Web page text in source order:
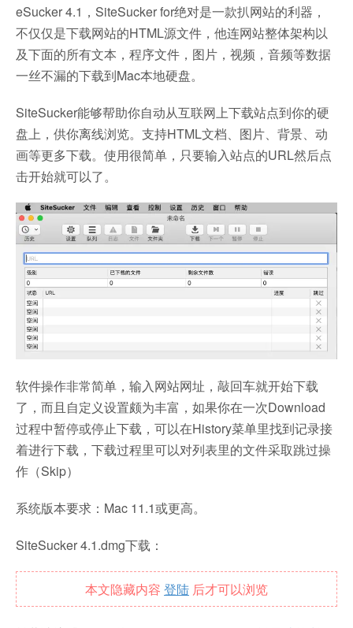
eSucker 4.1，SiteSucker for绝对是一款扒网站的利器，
不仅仅是下载网站的HTML源文件，他连网站整体架构以
及下面的所有文本，程序文件，图片，视频，音频等数据
一丝不漏的下载到Mac本地硬盘。
SiteSucker能够帮助你自动从互联网上下载站点到你的硬
盘上，供你离线浏览。支持HTML文档、图片、背景、动
画等更多下载。使用很简单，只要输入站点的URL然后点
击开始就可以了。
软件操作非常简单，输入网站网址，敲回车就开始下载
了，而且自定义设置颇为丰富，如果你在一次Download
过程中暂停或停止下载，可以在History菜单里找到记录接
着进行下载，下载过程里可以对列表里的文件采取跳过操
作（Skip）
系统版本要求：Mac 11.1或更高。
SiteSucker 4.1.dmg下载：
本文隐藏内容 登陆 后才可以浏览